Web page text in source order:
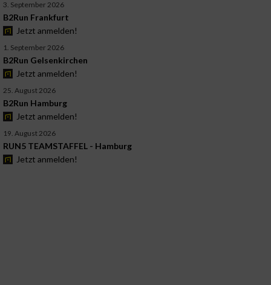
3. September 2026
B2Run Frankfurt
Jetzt anmelden!
1. September 2026
B2Run Gelsenkirchen
Jetzt anmelden!
25. August 2026
B2Run Hamburg
Jetzt anmelden!
19. August 2026
RUN5 TEAMSTAFFEL - Hamburg
Jetzt anmelden!